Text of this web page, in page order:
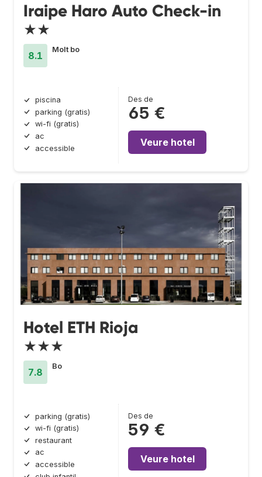
Iraipe Haro Auto Check-in
★★
8.1
Molt bo
piscina
parking (gratis)
wi-fi (gratis)
ac
accessible
Des de
65 €
Veure hotel
Hotel ETH Rioja
★★★
7.8
Bo
parking (gratis)
wi-fi (gratis)
restaurant
ac
accessible
Des de
59 €
Veure hotel